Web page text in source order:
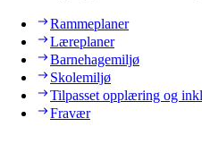
Rammeplaner
Læreplaner
Barnehagemiljø
Skolemiljø
Tilpasset opplæring og
Fravær